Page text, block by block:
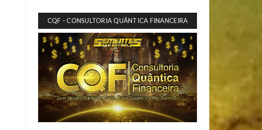
CQF - CONSULTORIA QUÂNTICA FINANCEIRA